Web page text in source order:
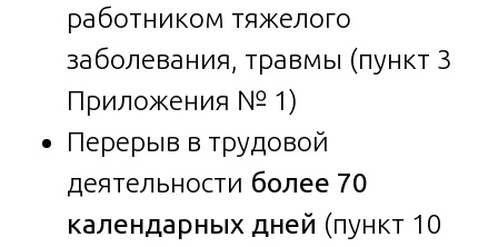
работником тяжелого
заболевания, травмы (пункт 3
Приложения № 1)
Перерыв в трудовой
деятельности более 70
календарных дней (пункт 10